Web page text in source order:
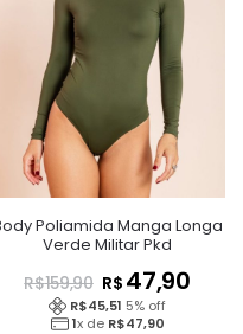
Poliamida Manga Longa
Verde Militar Pkd
R$159,90 R$ 47,90
R$45,51 5% off
1x de R$47,90